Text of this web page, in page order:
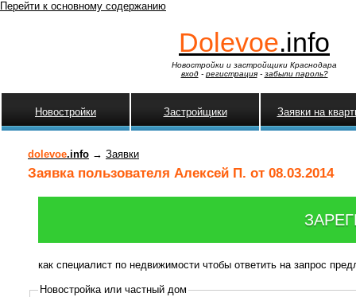
Перейти к основному содержанию
Dolevoe.info
Новостройки и застройщики Краснодара
вход- регистрация- забыли пароль?
Новостройки Застройщики Заявки на
dolevoe.info → Заявки
Заявка пользователя Алексей П. от 08.03.2014
как специалист по недвижимости чтобы ответить на запрос
Новостройка или частный дом